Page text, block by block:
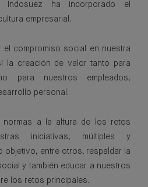
Indosuez ha incorporado el
empresarial.
el compromiso social en nuestra
la creación de valor tanto para
para nuestros empleados,
personal.
normas a la altura de los retos
iniciativas, múltiples y
objetivo, entre otros, respaldar la
y también educar a nuestros
los retos principales.